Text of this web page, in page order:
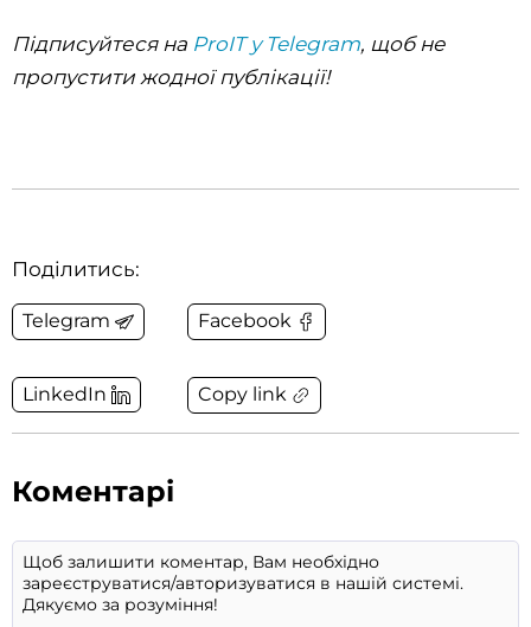
Підписуйтеся на ProIT у Telegram, щоб не
пропустити жодної публікації!
Поділитись:
Telegram Facebook
LinkedIn Copy link
Коментарі